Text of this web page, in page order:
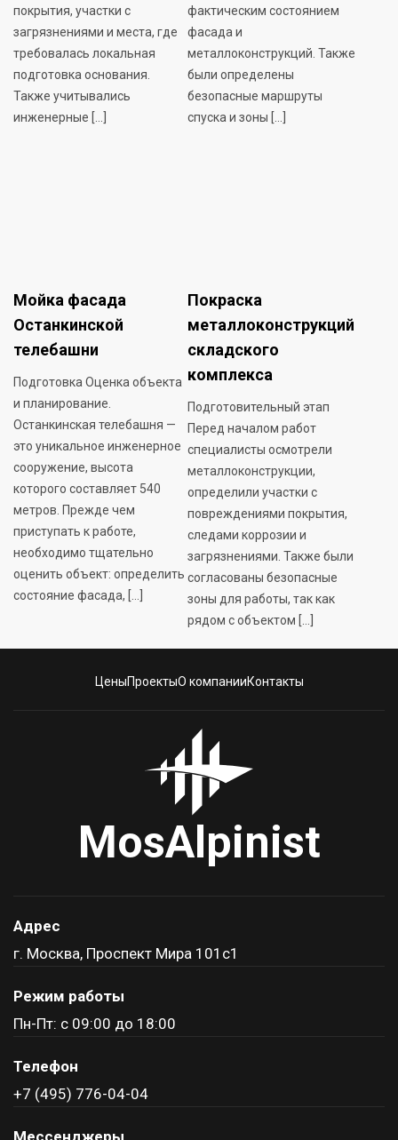
покрытия, участки с
загрязнениями и места, где
требовалась локальная
подготовка основания.
Также учитывались
инженерные […]
фактическим состоянием
фасада и
металлоконструкций. Также
были определены
безопасные маршруты
спуска и зоны […]
Мойка фасада
Останкинской
телебашни
Подготовка Оценка объекта
и планирование.
Останкинская телебашня —
это уникальное инженерное
сооружение, высота
которого составляет 540
метров. Прежде чем
приступать к работе,
необходимо тщательно
оценить объект: определить
состояние фасада, […]
Покраска
металлоконструкций
складского
комплекса
Подготовительный этап
Перед началом работ
специалисты осмотрели
металлоконструкции,
определили участки с
повреждениями покрытия,
следами коррозии и
загрязнениями. Также были
согласованы безопасные
зоны для работы, так как
рядом с объектом […]
ЦеныПроектыО компанииКонтакты
MosAlpinist
Адрес
г. Москва, Проспект Мира 101с1
Режим работы
Пн-Пт: с 09:00 до 18:00
Телефон
+7 (495) 776-04-04
Мессенджеры